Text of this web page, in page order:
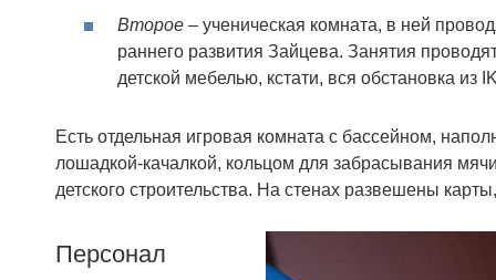
Второе – ученическая комната, в ней
раннего развития Зайцева. Занятия
детской мебелью, кстати, вся обстановка из
Есть отдельная игровая комната с бассейном,
лошадкой-качалкой, кольцом для забрасывания
детского строительства. На стенах развешены
Персонал